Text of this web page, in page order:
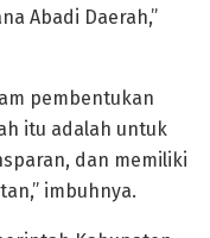
Abadi Daerah,”
pembentukan
itu adalah untuk
dan memiliki
imbuhnya.